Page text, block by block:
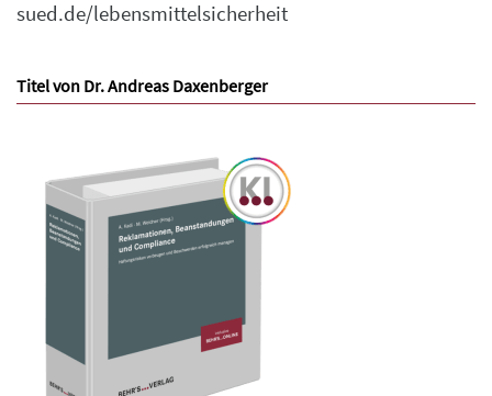
sued.de/lebensmittelsicherheit
Titel von Dr. Andreas Daxenberger